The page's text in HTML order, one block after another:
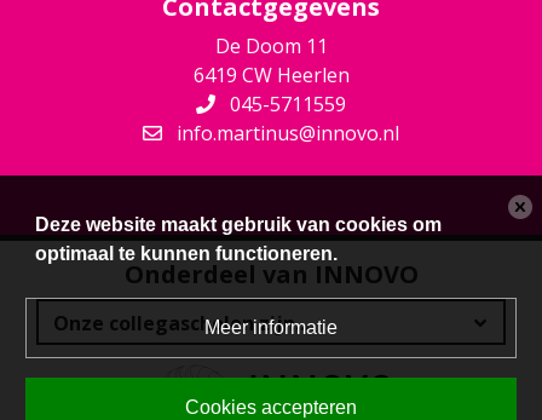
De Doom 11
6419 CW Heerlen
045-5711559
info.martinus@innovo.nl
Onderdeel van INNOVO
Deze website maakt gebruik van cookies om
optimaal te kunnen functioneren.
Meer informatie
Cookies accepteren